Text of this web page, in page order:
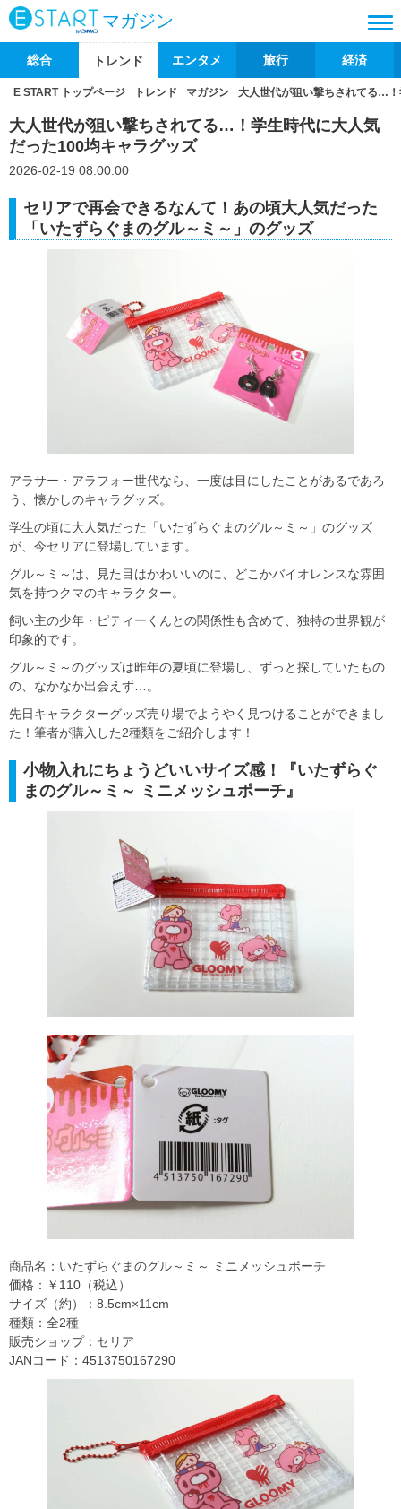
マガジン
総合 トレンド エンタメ 旅行 経済
E START トップページ トレンド マガジン 大人世代が狙い撃ちされてる…
大人世代が狙い撃ちされてる…！学生時代に大人気
だった100均キャラグッズ
2026-02-19 08:00:00
セリアで再会できるなんて！あの頃大人気だった
「いたずらぐまのグル～ミ～」のグッズ
アラサー・アラフォー世代なら、一度は目にしたことがあるであろ
う、懐かしのキャラグッズ。
学生の頃に大人気だった「いたずらぐまのグル～ミ～」のグッズ
が、今セリアに登場しています。
グル～ミ～は、見た目はかわいいのに、どこかバイオレンスな雰囲
気を持つクマのキャラクター。
飼い主の少年・ピティーくんとの関係性も含めて、独特の世界観が
印象的です。
グル～ミ～のグッズは昨年の夏頃に登場し、ずっと探していたもの
の、なかなか出会えず…。
先日キャラクターグッズ売り場でようやく見つけることができまし
た！筆者が購入した2種類をご紹介します！
小物入れにちょうどいいサイズ感！『いたずらぐ
まのグル～ミ～ ミニメッシュポーチ』
商品名：いたずらぐまのグル～ミ～ ミニメッシュポーチ
価格：￥110（税込）
サイズ（約）：8.5cm×11cm
種類：全2種
販売ショップ：セリア
JANコード：4513750167290